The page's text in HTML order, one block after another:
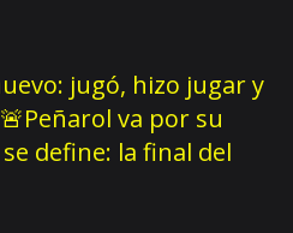
jugó, hizo jugar y
🚨Peñarol va por su
define: la final del